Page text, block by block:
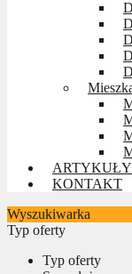
ARTYKUŁY
KONTAKT
Wyszukiwarka
Typ oferty
Typ oferty